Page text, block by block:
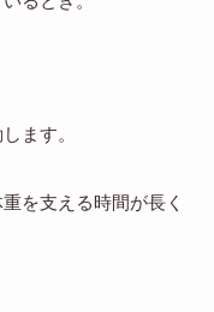
ます。
を支える時間が長く